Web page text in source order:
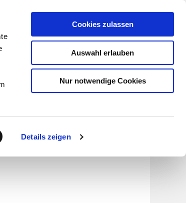
Details zeigen
Cookies zulassen
Auswahl erlauben
Nur notwendige Cookies
Kundenlogin
Suche
Über uns